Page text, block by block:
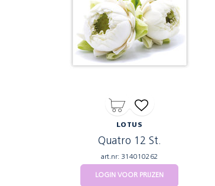
LOTUS
Quatro 12 St.
art.nr: 314010262
LOGIN VOOR PRIJZEN